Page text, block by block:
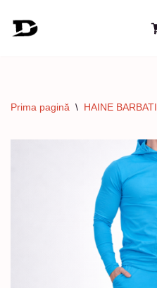
Sari
Prima pagină \ HAINE BARBATI